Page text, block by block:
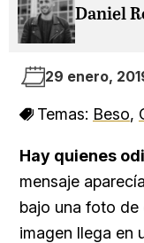
Daniel
29 enero,
Temas: Beso,
Hay quienes
mensaje
bajo una foto de
imagen llega en